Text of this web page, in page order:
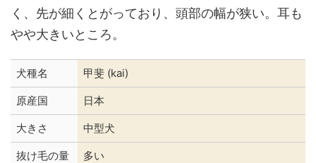
く、先が細くとがっており、頭部の幅が狭い。耳も
やや大きいところ。
犬種名 甲斐 (kai)
原産国 日本
大きさ 中型犬
抜け毛の量 多い